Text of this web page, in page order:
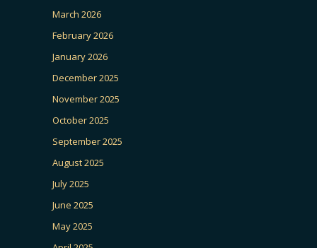
March 2026
February 2026
January 2026
December 2025
November 2025
October 2025
September 2025
August 2025
July 2025
June 2025
May 2025